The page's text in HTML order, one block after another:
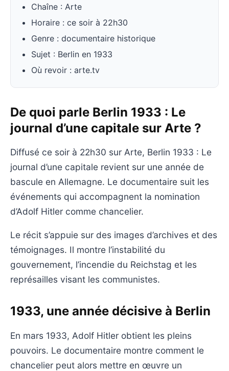
Chaîne : Arte
Horaire : ce soir à 22h30
Genre : documentaire historique
Sujet : Berlin en 1933
Où revoir : arte.tv
De quoi parle Berlin 1933 : Le
journal d’une capitale sur Arte ?
Diffusé ce soir à 22h30 sur Arte, Berlin 1933 : Le
journal d’une capitale revient sur une année de
bascule en Allemagne. Le documentaire suit les
événements qui accompagnent la nomination
d’Adolf Hitler comme chancelier.
Le récit s’appuie sur des images d’archives et des
témoignages. Il montre l’instabilité du
gouvernement, l’incendie du Reichstag et les
représailles visant les communistes.
1933, une année décisive à Berlin
En mars 1933, Adolf Hitler obtient les pleins
pouvoirs. Le documentaire montre comment le
chancelier peut alors mettre en œuvre un